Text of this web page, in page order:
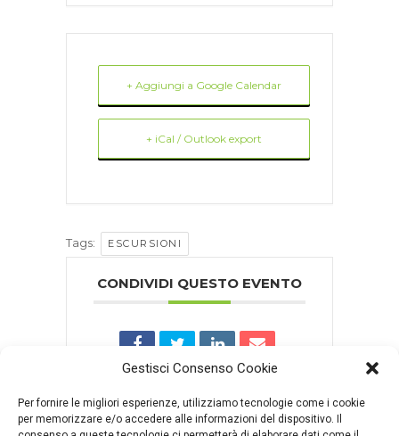
Gestisci Consenso Cookie
Per fornire le migliori esperienze, utilizziamo tecnologie come i cookie
per memorizzare e/o accedere alle informazioni del dispositivo. Il
+ Aggiungi a Google Calendar
+ iCal / Outlook export
Tags: ESCURSIONI
CONDIVIDI QUESTO EVENTO